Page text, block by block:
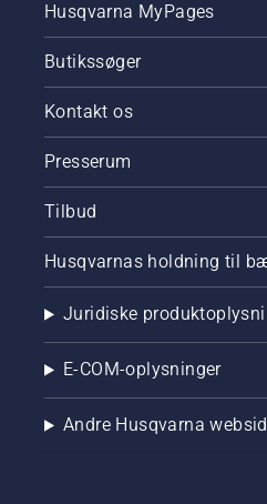
Husqvarna MyPages
Butikssøger
Kontakt os
Presserum
Tilbud
Husqvarnas holdning til
Juridiske
E-COM-oplysninger
Andre Husqvarna